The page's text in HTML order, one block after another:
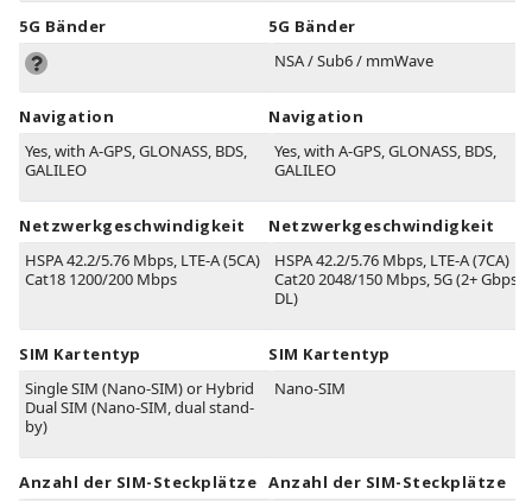
5G Bänder
Navigation
Yes, with A-GPS, GLONASS, BDS,
GALILEO
Netzwerkgeschwindigkeit
HSPA 42.2/5.76 Mbps, LTE-A (5CA)
Cat18 1200/200 Mbps
SIM Kartentyp
Single SIM (Nano-SIM) or Hybrid
Dual SIM (Nano-SIM, dual stand-
by)
Anzahl der SIM-Steckplätze
5G Bänder
NSA / Sub6 / mmWave
Navigation
Yes, with A-GPS, GLONASS, BDS,
GALILEO
Netzwerkgeschwindigkeit
HSPA 42.2/5.76 Mbps, LTE-A (7CA)
Cat20 2048/150 Mbps, 5G (2+ Gbps
DL)
SIM Kartentyp
Nano-SIM
Anzahl der SIM-Steckplätze